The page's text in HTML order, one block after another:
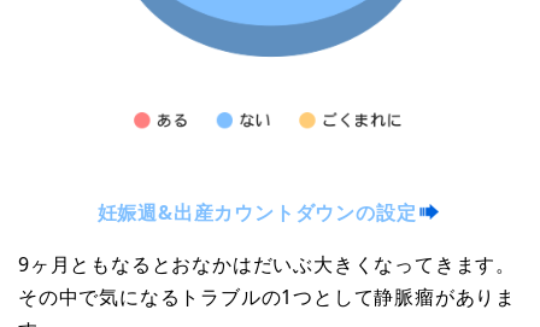
妊娠週&出産カウントダウンの設定
9ヶ月ともなるとおなかはだいぶ大きくなってきます。
その中で気になるトラブルの1つとして静脈瘤がありま